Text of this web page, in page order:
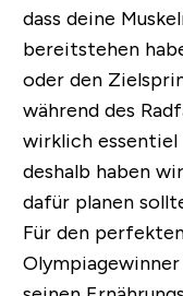
dass deine
bereitstehen
oder den
während des
wirklich essentiel
deshalb haben
dafür planen
Für den